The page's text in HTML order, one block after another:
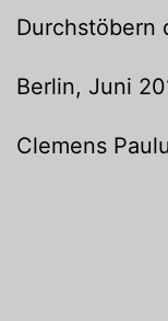
Durchstöbern
Berlin, Juni
Clemens